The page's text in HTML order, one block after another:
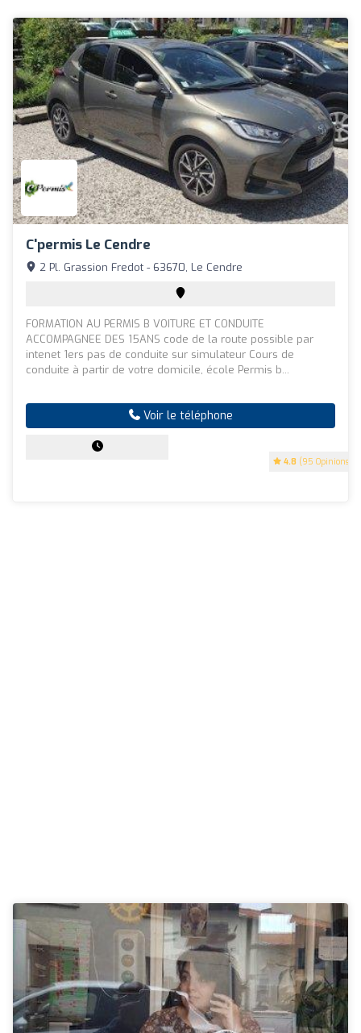
C'permis Le Cendre
4.8 (95 Opinions)
2 Pl. Grassion Fredot - 63670, Le Cendre
FORMATION AU PERMIS B VOITURE ET CONDUITE
ACCOMPAGNEE DES 15ANS code de la route possible par
intenet 1ers pas de conduite sur simulateur Cours de
conduite à partir de votre domicile, école Permis b...
Voir le téléphone